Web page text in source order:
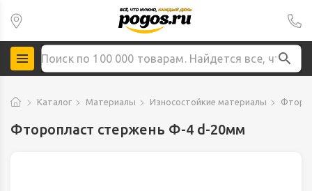
Каталог Материалы Износостойкие материалы
Фторопласт стержень Ф-4 d-20мм